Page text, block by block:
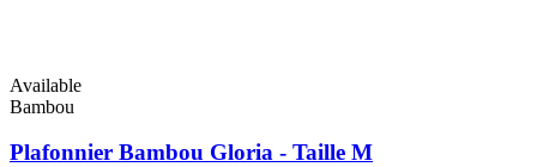
Available
Bambou
Plafonnier Bambou Gloria - Taille M